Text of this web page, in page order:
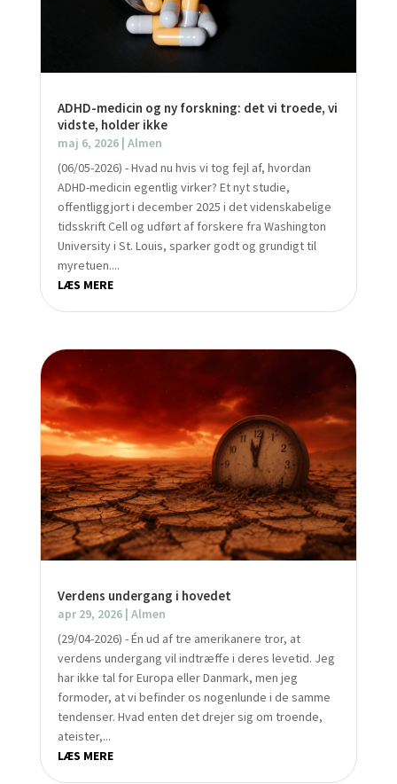
ADHD-medicin og ny forskning: det vi troede, vi
vidste, holder ikke
maj 6, 2026| Almen
(06/05-2026) - Hvad nu hvis vi tog fejl af, hvordan
ADHD-medicin egentlig virker? Et nyt studie,
offentliggjort i december 2025 i det videnskabelige
tidsskrift Cell og udført af forskere fra Washington
University i St. Louis, sparker godt og grundigt til
myretuen....
LÆS MERE
Verdens undergang i hovedet
apr 29, 2026| Almen
(29/04-2026) - Én ud af tre amerikanere tror, at
verdens undergang vil indtræffe i deres levetid. Jeg
har ikke tal for Europa eller Danmark, men jeg
formoder, at vi befinder os nogenlunde i de samme
tendenser. Hvad enten det drejer sig om troende,
ateister,...
LÆS MERE